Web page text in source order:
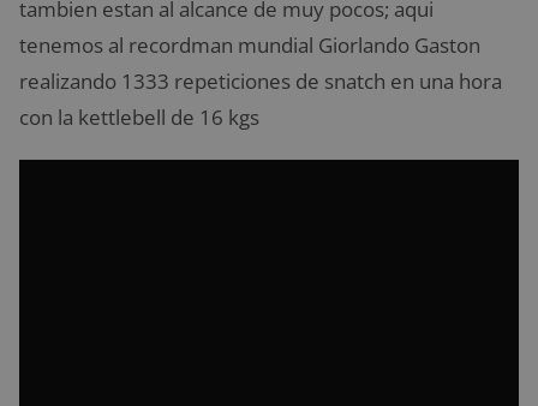
tambien estan al alcance de muy pocos; aqui
tenemos al recordman mundial Giorlando Gaston
realizando 1333 repeticiones de snatch en una hora
con la kettlebell de 16 kgs